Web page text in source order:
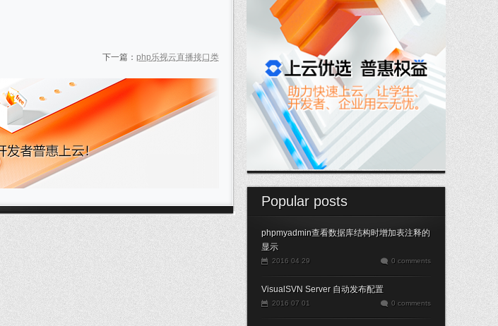
下一篇： php乐视云直播接口类
Popular posts
phpmyadmin查看数据库结构时增加表注释的
显示
2016 04 29 0 comments
VisualSVN Server 自动发布配置
2016 07 01 0 comments